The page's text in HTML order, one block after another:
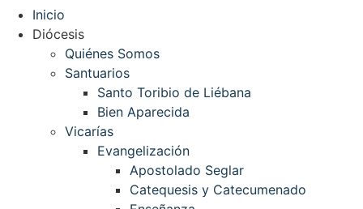
Inicio
Diócesis
Quiénes Somos
Santuarios
Santo Toribio de Liébana
Bien Aparecida
Vicarías
Evangelización
Apostolado Seglar
Catequesis y Catecumenado